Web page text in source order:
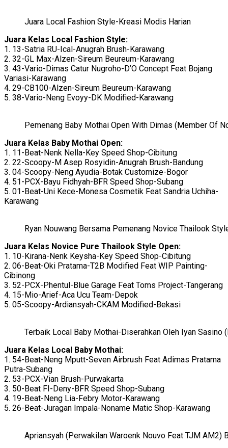
Juara Local Fashion Style-Kreasi Modis Harian
Juara Kelas Local Fashion Style:
1. 13-Satria RU-Ical-Anugrah Brush-Karawang
2. 32-GL Max-Alzen-Sireum Beureum-Karawang
3. 43-Vario-Dimas Catur Nugroho-D’O Concept Feat Bojang
Variasi-Karawang
4. 29-CB100-Alzen-Sireum Beureum-Karawang
5. 38-Vario-Neng Evoyy-DK Modified-Karawang
Pemenang Baby Mothai Open With Dimas (Member Of
Juara Kelas Baby Mothai Open:
1. 11-Beat-Nenk Nella-Key Speed Shop-Cibitung
2. 22-Scoopy-M Asep Rosyidin-Anugrah Brush-Bandung
3. 04-Scoopy-Neng Ayudia-Botak Customize-Bogor
4. 51-PCX-Bayu Fidhyah-BFR Speed Shop-Subang
5. 01-Beat-Uni Kece-Monesa Cosmetik Feat Sandria Uchiha-
Karawang
Ryan Nouwang Bersama Pemenang Novice Thailook
Juara Kelas Novice Pure Thailook Style Open:
1. 10-Kirana-Nenk Keysha-Key Speed Shop-Cibitung
2. 06-Beat-Oki Pratama-T2B Modified Feat WIP Painting-
Cibinong
3. 52-PCX-Phentul-Blue Garage Feat Toms Project-Tangerang
4. 15-Mio-Arief-Aca Ucu Team-Depok
5. 05-Scoopy-Ardiansyah-CKAM Modified-Bekasi
Terbaik Local Baby Mothai-Diserahkan Oleh Iyan Sasino
Juara Kelas Local Baby Mothai:
1. 54-Beat-Neng Mputt-Seven Airbrush Feat Adimas Pratama
Putra-Subang
2. 53-PCX-Vian Brush-Purwakarta
3. 50-Beat FI-Deny-BFR Speed Shop-Subang
4. 19-Beat-Neng Lia-Febry Motor-Karawang
5. 26-Beat-Juragan Impala-Noname Matic Shop-Karawang
Apriansyah (Perwakilan Waroenk Nouvo Feat TJM AM2)